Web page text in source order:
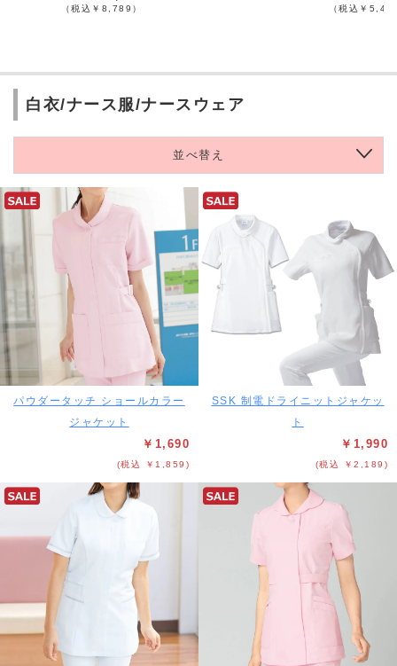
（税込￥8,789） （税込￥
白衣/ナース服/ナースウェア
並べ替え
パウダータッチ ショールカラー
ジャケット
￥1,690
(税込 ￥1,859)
SSK 制電ドライニットジャケッ
ト
￥1,990
(税込 ￥2,189)